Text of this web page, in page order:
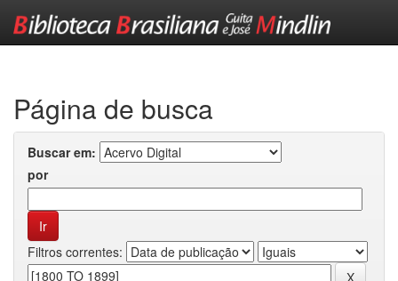
Página de busca
Buscar em:
por
Filtros correntes: